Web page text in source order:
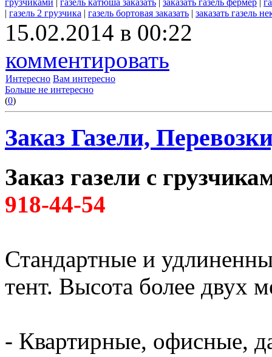
| газель 2 грузчика | газель бортовая заказать | заказать газель
15.02.2014 в 00:22
комментировать
Интересно Вам интересно
Больше не интересно
(0)
Заказ Газели,
Заказ газели с
918-44-54
Стандартные и
тент. Высота более двух
- Квартирные, офисные,